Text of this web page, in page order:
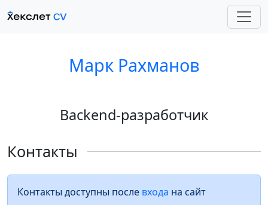
Марк Рахманов
Backend-разработчик
Контакты
Контакты доступны после входа на сайт